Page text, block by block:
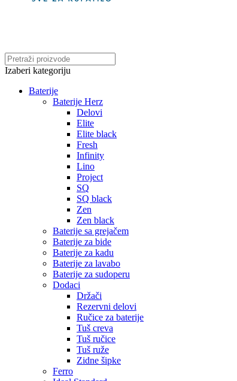
Izaberi kategoriju
Baterije
Baterije Herz
Delovi
Elite
Elite black
Fresh
Infinity
Lino
Project
SQ
SQ black
Zen
Zen black
Baterije sa grejačem
Baterije za bide
Baterije za kadu
Baterije za lavabo
Baterije za sudoperu
Dodaci
Držači
Rezervni delovi
Ručice za baterije
Tuš creva
Tuš ručice
Tuš ruže
Zidne šipke
Ferro